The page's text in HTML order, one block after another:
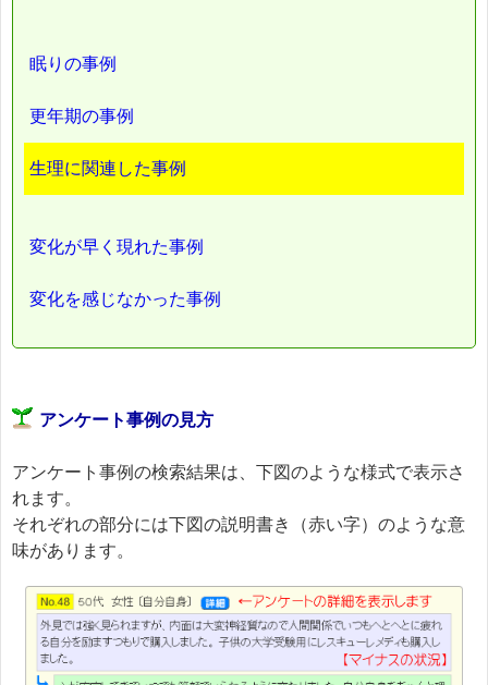
眠りの事例
更年期の事例
生理に関連した事例
変化が早く現れた事例
変化を感じなかった事例
アンケート事例の見方
アンケート事例の検索結果は、下図のような様式で表示さ
れます。
それぞれの部分には下図の説明書き（赤い字）のような意
味があります。